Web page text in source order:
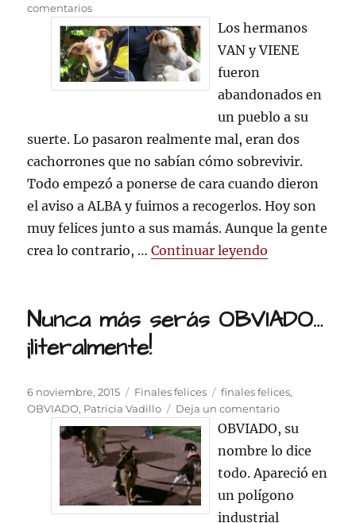
comentariosen
Ni
van
ni
vienen,
¡se
Los hermanos
VAN y VIENE
fueron
abandonados en
un pueblo a su
suerte. Lo pasaron realmente mal, eran dos
cachorrones que no sabían cómo sobrevivir.
Todo empezó a ponerse de cara cuando dieron
el aviso a ALBA y fuimos a recogerlos. Hoy son
muy felices junto a sus mamás. Aunque la gente
crea lo contrario, …Continuar leyendo
Nunca más serás OBVIADO…
¡literalmente!
Publicado
el
6 noviembre, 2015 Categorías
Finales felices Etiquetas
finales felices,
OBVIADO, Patricia Vadillo Deja un comentarioen
Nunca
serás
OBVIADO…
¡literalmente!
OBVIADO, su
nombre lo dice
todo. Apareció en
un polígono
industrial